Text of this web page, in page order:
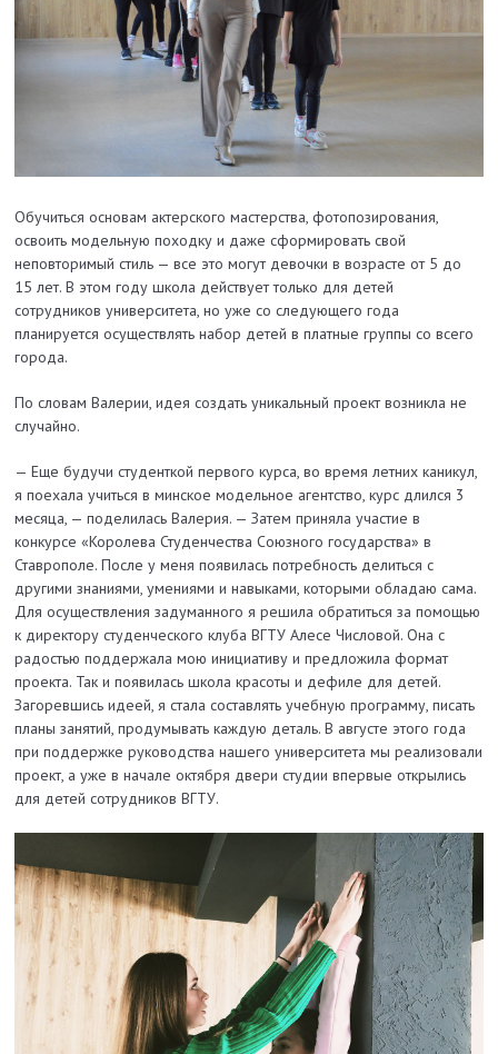
Обучиться основам актерского мастерства, фотопозирования,
освоить модельную походку и даже сформировать свой
неповторимый стиль — все это могут девочки в возрасте от 5 до
15 лет. В этом году школа действует только для детей
сотрудников университета, но уже со следующего года
планируется осуществлять набор детей в платные группы со всего
города.
По словам Валерии, идея создать уникальный проект возникла не
случайно.
— Еще будучи студенткой первого курса, во время летних каникул,
я поехала учиться в минское модельное агентство, курс длился 3
месяца, — поделилась Валерия. — Затем приняла участие в
конкурсе «Королева Студенчества Союзного государства» в
Ставрополе. После у меня появилась потребность делиться с
другими знаниями, умениями и навыками, которыми обладаю сама.
Для осуществления задуманного я решила обратиться за помощью
к директору студенческого клуба ВГТУ Алесе Числовой. Она с
радостью поддержала мою инициативу и предложила формат
проекта. Так и появилась школа красоты и дефиле для детей.
Загоревшись идеей, я стала составлять учебную программу, писать
планы занятий, продумывать каждую деталь. В августе этого года
при поддержке руководства нашего университета мы реализовали
проект, а уже в начале октября двери студии впервые открылись
для детей сотрудников ВГТУ.